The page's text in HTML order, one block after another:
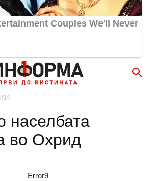
населбата
во Охрид
Error9